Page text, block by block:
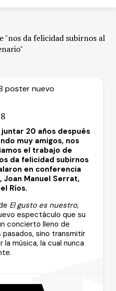
"nos da felicidad subirnos al
20 años después
muy amigos, nos
el trabajo de
da felicidad subirnos
en conferencia
Joan Manuel Serrat,
Ríos.
El gusto es nuestro,
espectáculo que su
concierto lleno de
sino transmitir
música, la cual nunca